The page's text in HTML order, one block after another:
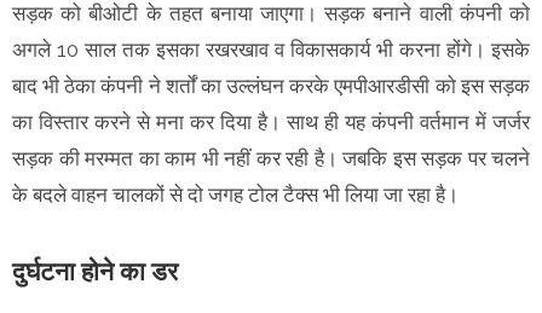
सड़क को बीओटी के तहत बनाया जाएगा। सड़क बनाने वाली कंपनी को
अगले 10 साल तक इसका रखरखाव व विकासकार्य भी करना होंगे। इसके
बाद भी ठेका कंपनी ने शर्तों का उल्लंघन करके एमपीआरडीसी को इस सड़क
का विस्तार करने से मना कर दिया है। साथ ही यह कंपनी वर्तमान में जर्जर
सड़क की मरम्मत का काम भी नहीं कर रही है। जबकि इस सड़क पर चलने
के बदले वाहन चालकों से दो जगह टोल टैक्स भी लिया जा रहा है।
दुर्घटना होने का डर